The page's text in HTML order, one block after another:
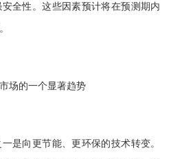
全性。这些因素预计将在预测期内
场的一个显著趋势
是向更节能、更环保的技术转变。